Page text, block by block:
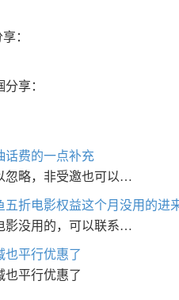
：
享：
话费的一点补充
忽略，非受邀也可以…
五折电影权益这个月没用的进
影没用的，可以联系…
也平行优惠了
也平行优惠了